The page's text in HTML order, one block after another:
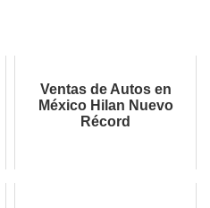
Ventas de Autos en
México Hilan Nuevo
Récord